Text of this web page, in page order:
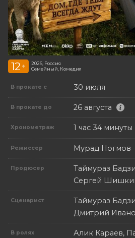
12 +
2026, Россия
Семейный, Комедия
В прокате с 30 июля
В прокате до 26 августа
Хронометраж 1 час 34
Режиссер Мурад Ногмов
Продюсер
Таймураз
Сергей
Сценарист
Таймураз
Дмитрий
В ролях
Алик Караев,